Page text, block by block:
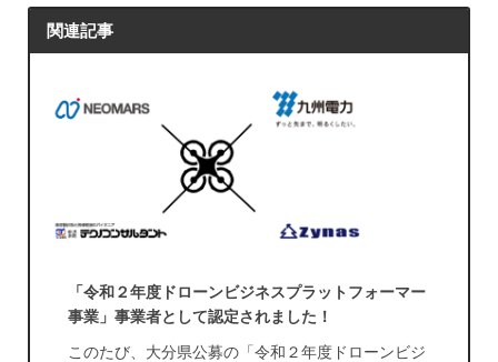
関連記事
「令和２年度ドローンビジネスプラットフォーマー
事業」事業者として認定されました！
このたび、大分県公募の「令和２年度ドローンビジ